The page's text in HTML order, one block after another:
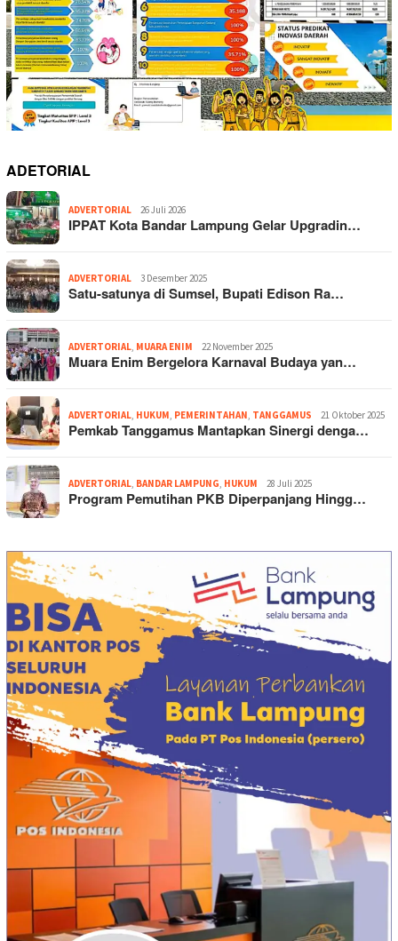
ADETORIAL
ADVERTORIAL 26 Juli 2026
IPPAT Kota Bandar Lampung Gelar Upgradin…
ADVERTORIAL 3 Desember 2025
Satu-satunya di Sumsel, Bupati Edison Ra…
ADVERTORIAL MUARA ENIM 22 November 2025
Muara Enim Bergelora Karnaval Budaya yan…
ADVERTORIAL HUKUM PEMERINTAHAN TANGGAMUS 21 Oktober 2025
Pemkab Tanggamus Mantapkan Sinergi denga…
ADVERTORIAL BANDAR LAMPUNG HUKUM 28 Juli 2025
Program Pemutihan PKB Diperpanjang Hingg…